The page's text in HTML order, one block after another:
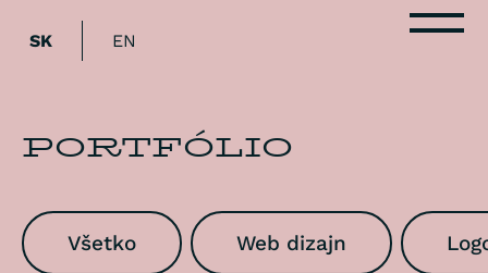
EN
SK
PORTFÓLIO
Všetko Web dizajn